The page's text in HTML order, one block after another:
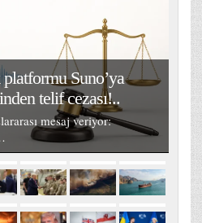
Suno’ya
telif cezası!..
mesaj veriyor: